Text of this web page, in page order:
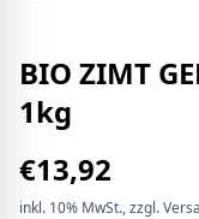
BIO ZIMT
1kg
€13,92
inkl. 10% MwSt., zzgl.